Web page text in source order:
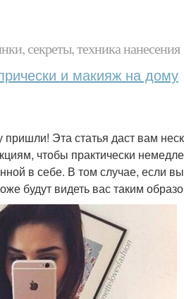
секреты, техника нанесения
и макияж на дому
Эта статья даст вам
чтобы практически
в себе. В том случае, если
будут видеть вас таким